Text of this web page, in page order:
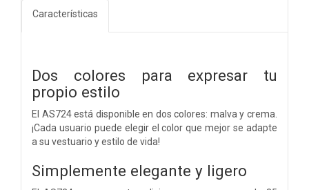
Características
Dos colores para expresar tu
propio estilo
El AS724 está disponible en dos colores: malva y crema.
¡Cada usuario puede elegir el color que mejor se adapte
a su vestuario y estilo de vida!
Simplemente elegante y ligero